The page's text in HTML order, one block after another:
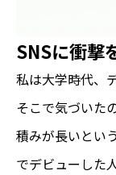
SNSに衝撃
私は大学時代、
そこで気づいた
積みが長いとい
でデビューした